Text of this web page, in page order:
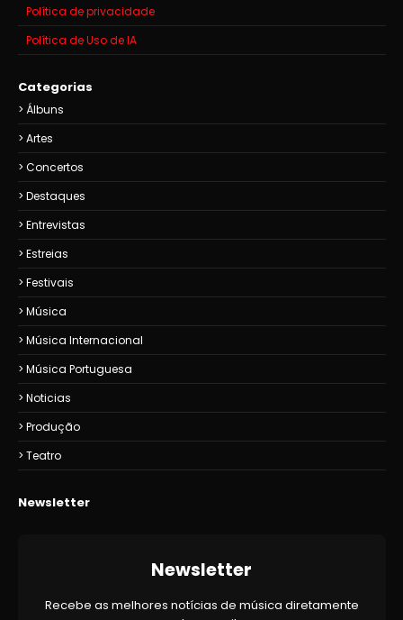
Política de privacidade
Política de Uso de IA
Categorias
Álbuns
Artes
Concertos
Destaques
Entrevistas
Estreias
Festivais
Música
Música Internacional
Música Portuguesa
Noticias
Produção
Teatro
Newsletter
Newsletter
Recebe as melhores notícias de música diretamente